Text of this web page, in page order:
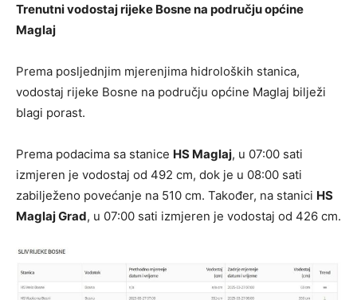
Trenutni vodostaj rijeke Bosne na području općine
Maglaj
Prema posljednjim mjerenjima hidroloških stanica,
vodostaj rijeke Bosne na području općine Maglaj bilježi
blagi porast.
Prema podacima sa stanice HS Maglaj, u 07:00 sati
izmjeren je vodostaj od 492 cm, dok je u 08:00 sati
zabilježeno povećanje na 510 cm. Također, na stanici HS
Maglaj Grad, u 07:00 sati izmjeren je vodostaj od 426 cm.